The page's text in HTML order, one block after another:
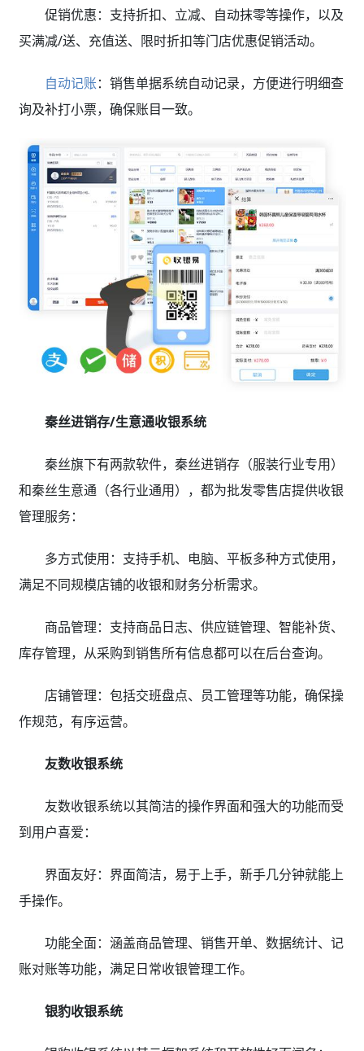
促销优惠：支持折扣、立减、自动抹零等操作，以及
买满减/送、充值送、限时折扣等门店优惠促销活动。
自动记账：销售单据系统自动记录，方便进行明细查
询及补打小票，确保账目一致。
秦丝进销存/生意通收银系统
秦丝旗下有两款软件，秦丝进销存（服装行业专用）
和秦丝生意通（各行业通用），都为批发零售店提供收银
管理服务：
多方式使用：支持手机、电脑、平板多种方式使用，
满足不同规模店铺的收银和财务分析需求。
商品管理：支持商品日志、供应链管理、智能补货、
库存管理，从采购到销售所有信息都可以在后台查询。
店铺管理：包括交班盘点、员工管理等功能，确保操
作规范，有序运营。
友数收银系统
友数收银系统以其简洁的操作界面和强大的功能而受
到用户喜爱：
界面友好：界面简洁，易于上手，新手几分钟就能上
手操作。
功能全面：涵盖商品管理、销售开单、数据统计、记
账对账等功能，满足日常收银管理工作。
银豹收银系统